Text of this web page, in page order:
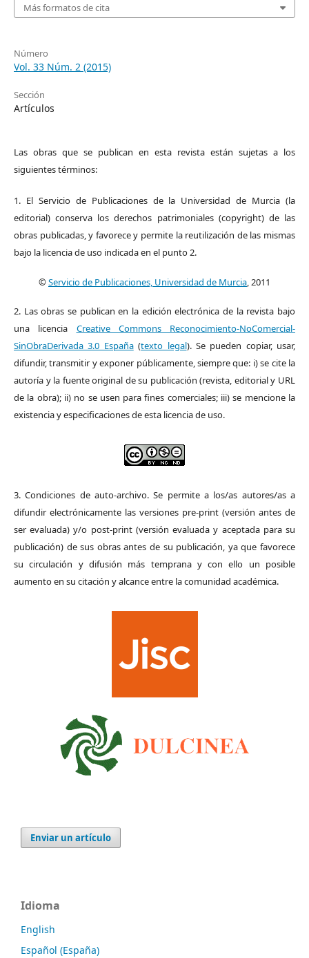
Más formatos de cita
Número
Vol. 33 Núm. 2 (2015)
Sección
Artículos
Las obras que se publican en esta revista están sujetas a los
siguientes términos:
1. El Servicio de Publicaciones de la Universidad de Murcia (la
editorial) conserva los derechos patrimoniales (copyright) de las
obras publicadas, y favorece y permite la reutilización de las mismas
bajo la licencia de uso indicada en el punto 2.
©Servicio de Publicaciones, Universidad de Murcia, 2011
2. Las obras se publican en la edición electrónica de la revista bajo
una licencia Creative Commons Reconocimiento-NoComercial-
SinObraDerivada 3.0 España(texto legal). Se pueden copiar, usar,
difundir, transmitir y exponer públicamente, siempre que: i) se cite la
autoría y la fuente original de su publicación (revista, editorial y URL
de la obra); ii) no se usen para fines comerciales; iii) se mencione la
existencia y especificaciones de esta licencia de uso.
3. Condiciones de auto-archivo. Se permite a los/as autores/as a
difundir electrónicamente las versiones pre-print (versión antes de
ser evaluada) y/o post-print (versión evaluada y aceptada para su
publicación) de sus obras antes de su publicación, ya que favorece
su circulación y difusión más temprana y con ello un posible
aumento en su citación y alcance entre la comunidad académica.
Enviar un artículo
Idioma
English
Español (España)